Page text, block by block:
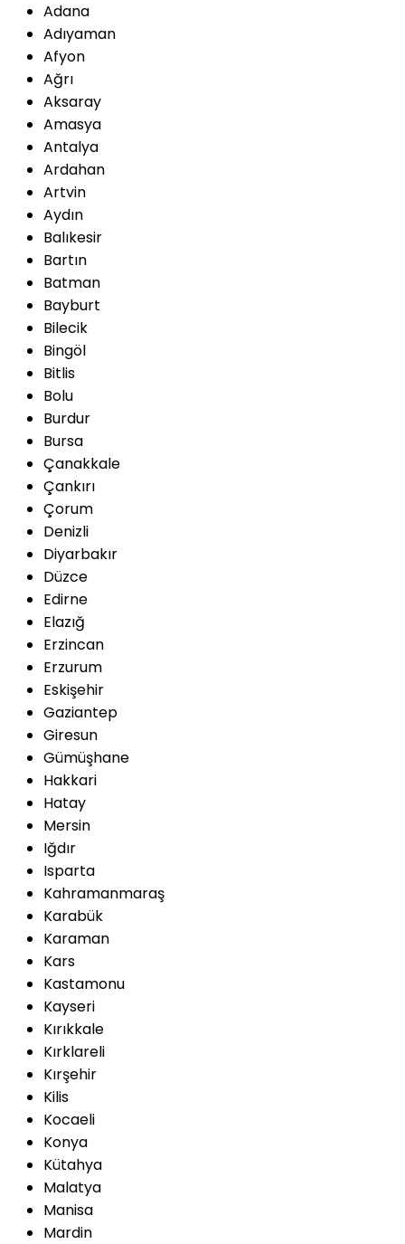
Adana
Adıyaman
Afyon
Ağrı
Aksaray
Amasya
Antalya
Ardahan
Artvin
Aydın
Balıkesir
Bartın
Batman
Bayburt
Bilecik
Bingöl
Bitlis
Bolu
Burdur
Bursa
Çanakkale
Çankırı
Çorum
Denizli
Diyarbakır
Düzce
Edirne
Elazığ
Erzincan
Erzurum
Eskişehir
Gaziantep
Giresun
Gümüşhane
Hakkari
Hatay
Mersin
Iğdır
Isparta
Kahramanmaraş
Karabük
Karaman
Kars
Kastamonu
Kayseri
Kırıkkale
Kırklareli
Kırşehir
Kilis
Kocaeli
Konya
Kütahya
Malatya
Manisa
Mardin